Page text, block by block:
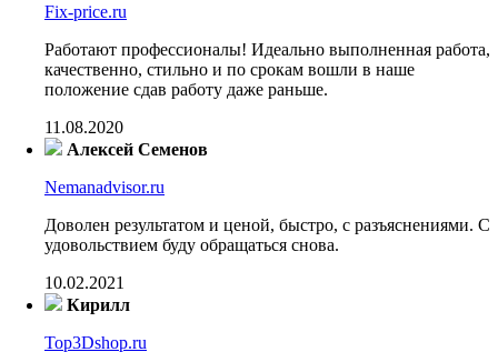
Fix-price.ru
Работают профессионалы! Идеально выполненная работа,
качественно, стильно и по срокам вошли в наше
положение сдав работу даже раньше.
11.08.2020
Алексей Семенов
Nemanadvisor.ru
Доволен результатом и ценой, быстро, с разъяснениями. С
удовольствием буду обращаться снова.
10.02.2021
Кирилл
Top3Dshop.ru